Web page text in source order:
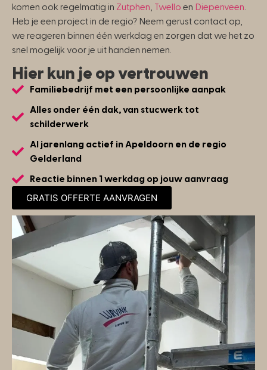
komen ook regelmatig in Zutphen Twello en Diepenveen
Heb je een project in de regio? Neem gerust contact op,
we reageren binnen één werkdag en zorgen dat we het zo
snel mogelijk voor je uit handen nemen.
Hier kun je op vertrouwen
Familiebedrijf met een persoonlijke aanpak
Alles onder één dak, van stucwerk tot
schilderwerk
Al jarenlang actief in Apeldoorn en de regio
Gelderland
Reactie binnen 1 werkdag op jouw aanvraag
GRATIS OFFERTE AANVRAGEN